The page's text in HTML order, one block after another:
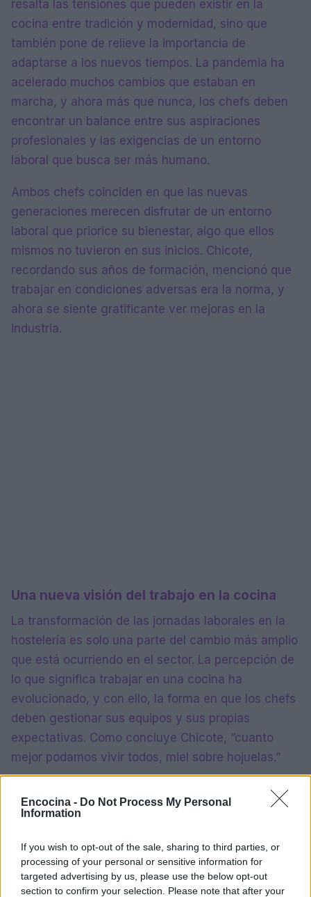
Encocina - Do Not Process My Personal
Information
If you wish to opt-out of the sale, sharing to third parties, or
processing of your personal or sensitive information for
targeted advertising by us, please use the below opt-out
section to confirm your selection. Please note that after your
resalta las tensiones que pueden existir en la
cocina entre tradición y modernidad, sino que
también pone de relieve la importancia de
adaptarse a los nuevos tiempos. La pandemia ha
acelerado muchos cambios que estaban en
marcha, y ahora más que nunca, los chefs deben
encontrar un balance entre sus aspiraciones
profesionales y las exigencias de un entorno
laboral que busca ser más humano.
Ambos chefs coinciden en que las nuevas
generaciones merecen disfrutar de un entorno
laboral que priorice su bienestar, algo que ellos
mismos no tuvieron en sus inicios. Chicote,
recordando sus años de formación, mencionó que
trabajar en condiciones adversas era la norma, y
ahora se siente gratificante ver mejoras en la
industria.
Una nueva visión del trabajo en la cocina
La transformación de las jornadas laborales en la
hostelería es solo una parte del cambio más amplio
que está ocurriendo en el sector. La percepción de
lo que significa trabajar en una cocina ha
evolucionado, y con ello, la forma en que los chefs
deben gestionar sus equipos y sus propias
expectativas. Como concluye Chicote, “cuanto
mejor podamos vivir todos, miel sobre hojuelas.”
Este diálogo pone de manifiesto la necesidad de
una reflexión continua sobre lo que significa ser
la hostelería debe adaptarse para ser sostenible y
gratificante.